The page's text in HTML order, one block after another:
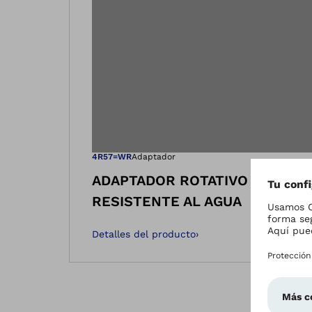
Abre la
4R57=WRAdaptador
ADAPTADOR ROTATIVO
RESISTENTE AL AGUA
Detalles del producto›